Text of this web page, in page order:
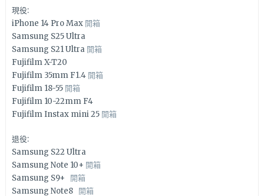
現役:
iPhone 14 Pro Max 開箱
Samsung S25 Ultra
Samsung S21 Ultra 開箱
Fujifilm X-T20
Fujifilm 35mm F1.4 開箱
Fujifilm 18-55 開箱
Fujifilm 10-22mm F4
Fujifilm Instax mini 25 開箱
退役:
Samsung S22 Ultra
Samsung Note 10+ 開箱
Samsung S9+ 開箱
Samsung Note8 開箱